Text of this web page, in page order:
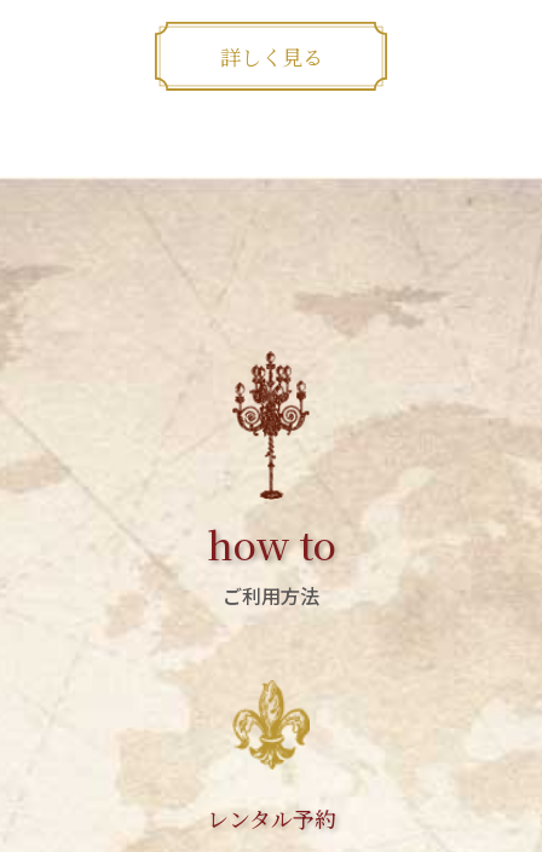
詳しく見る
how to
ご利用方法
レンタル予約